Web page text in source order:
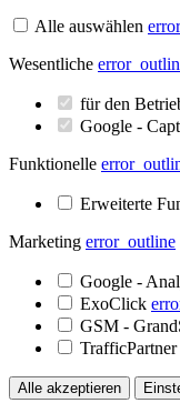
Alle auswählen
Wesentliche
für den
Google -
Funktionelle
Erweiterte
Marketing error_outline
Google -
ExoClick
GSM -
TrafficPartner
Alle akzeptieren